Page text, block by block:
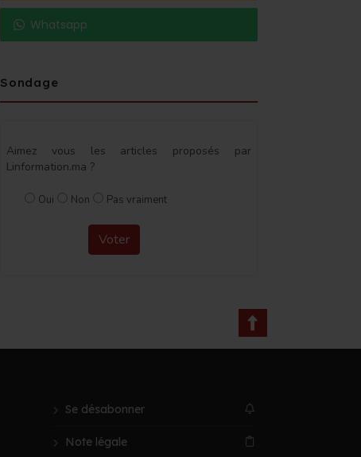
Whatsapp
Sondage
Aimez vous les articles proposés par
Linformation.ma ?
Oui Non Pas vraiment
Voter
Se désabonner
Note légale